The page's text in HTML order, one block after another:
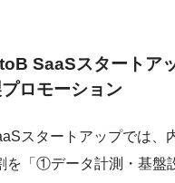
SaaSスタートア
ロモーション
スタートアップでは、
を「①データ計測・基盤